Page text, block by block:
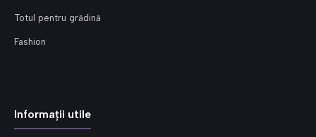
Totul pentru grădină
Fashion
Informații utile